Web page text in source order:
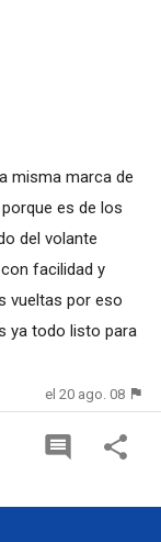
misma marca de
es de los
del volante
facilidad y
vueltas por eso
ya todo listo para
el 20 ago. 08